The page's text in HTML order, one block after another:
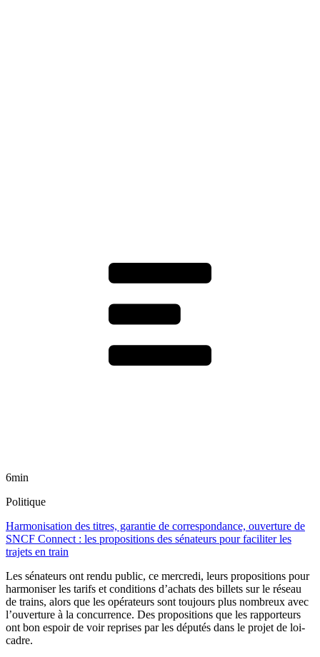
6min
Politique
Harmonisation des titres, garantie de correspondance, ouverture de
SNCF Connect : les propositions des sénateurs pour faciliter les
trajets en train
Les sénateurs ont rendu public, ce mercredi, leurs propositions pour
harmoniser les tarifs et conditions d’achats des billets sur le réseau
de trains, alors que les opérateurs sont toujours plus nombreux avec
l’ouverture à la concurrence. Des propositions que les rapporteurs
ont bon espoir de voir reprises par les députés dans le projet de loi-
cadre.